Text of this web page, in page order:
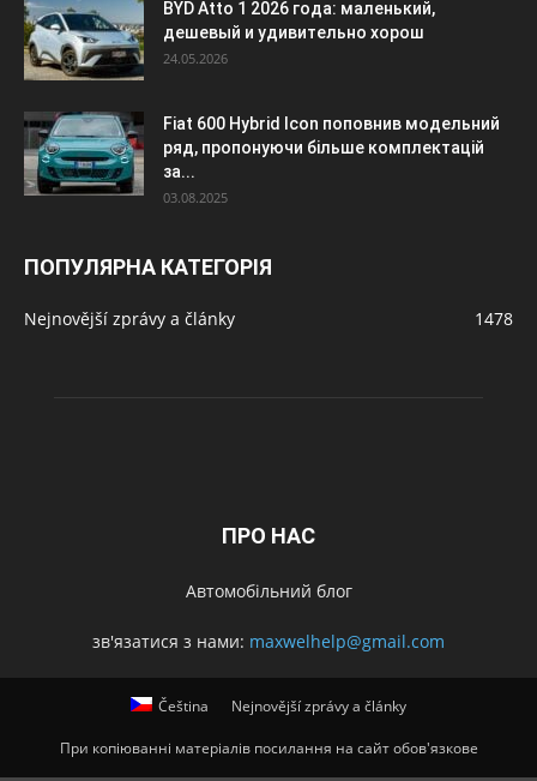
BYD Atto 1 2026 года: маленький,
дешевый и удивительно хорош
24.05.2026
Fiat 600 Hybrid Icon поповнив модельний
ряд, пропонуючи більше комплектацій
за...
03.08.2025
ПОПУЛЯРНА КАТЕГОРІЯ
Nejnovější zprávy a články 1478
ПРО НАС
Автомобільний блог
зв'язатися з нами: maxwelhelp@gmail.com
Čeština Nejnovější zprávy a články
При копіюванні матеріалів посилання на сайт обов'язкове